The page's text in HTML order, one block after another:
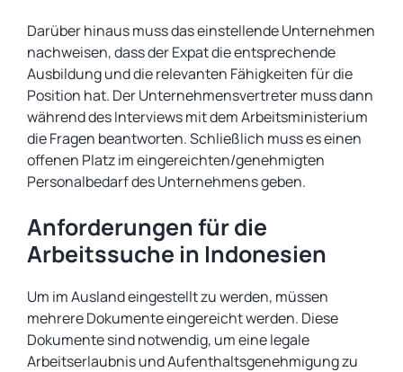
Darüber hinaus muss das einstellende Unternehmen
nachweisen, dass der Expat die entsprechende
Ausbildung und die relevanten Fähigkeiten für die
Position hat. Der Unternehmensvertreter muss dann
während des Interviews mit dem Arbeitsministerium
die Fragen beantworten. Schließlich muss es einen
offenen Platz im eingereichten/genehmigten
Personalbedarf des Unternehmens geben.
Anforderungen für die
Arbeitssuche in Indonesien
Um im Ausland eingestellt zu werden, müssen
mehrere Dokumente eingereicht werden. Diese
Dokumente sind notwendig, um eine legale
Arbeitserlaubnis und Aufenthaltsgenehmigung zu